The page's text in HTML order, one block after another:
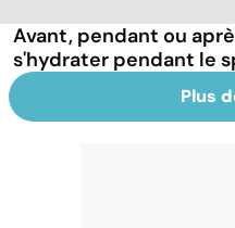
Avant, pendant ou
s'hydrater pendant le
Plus